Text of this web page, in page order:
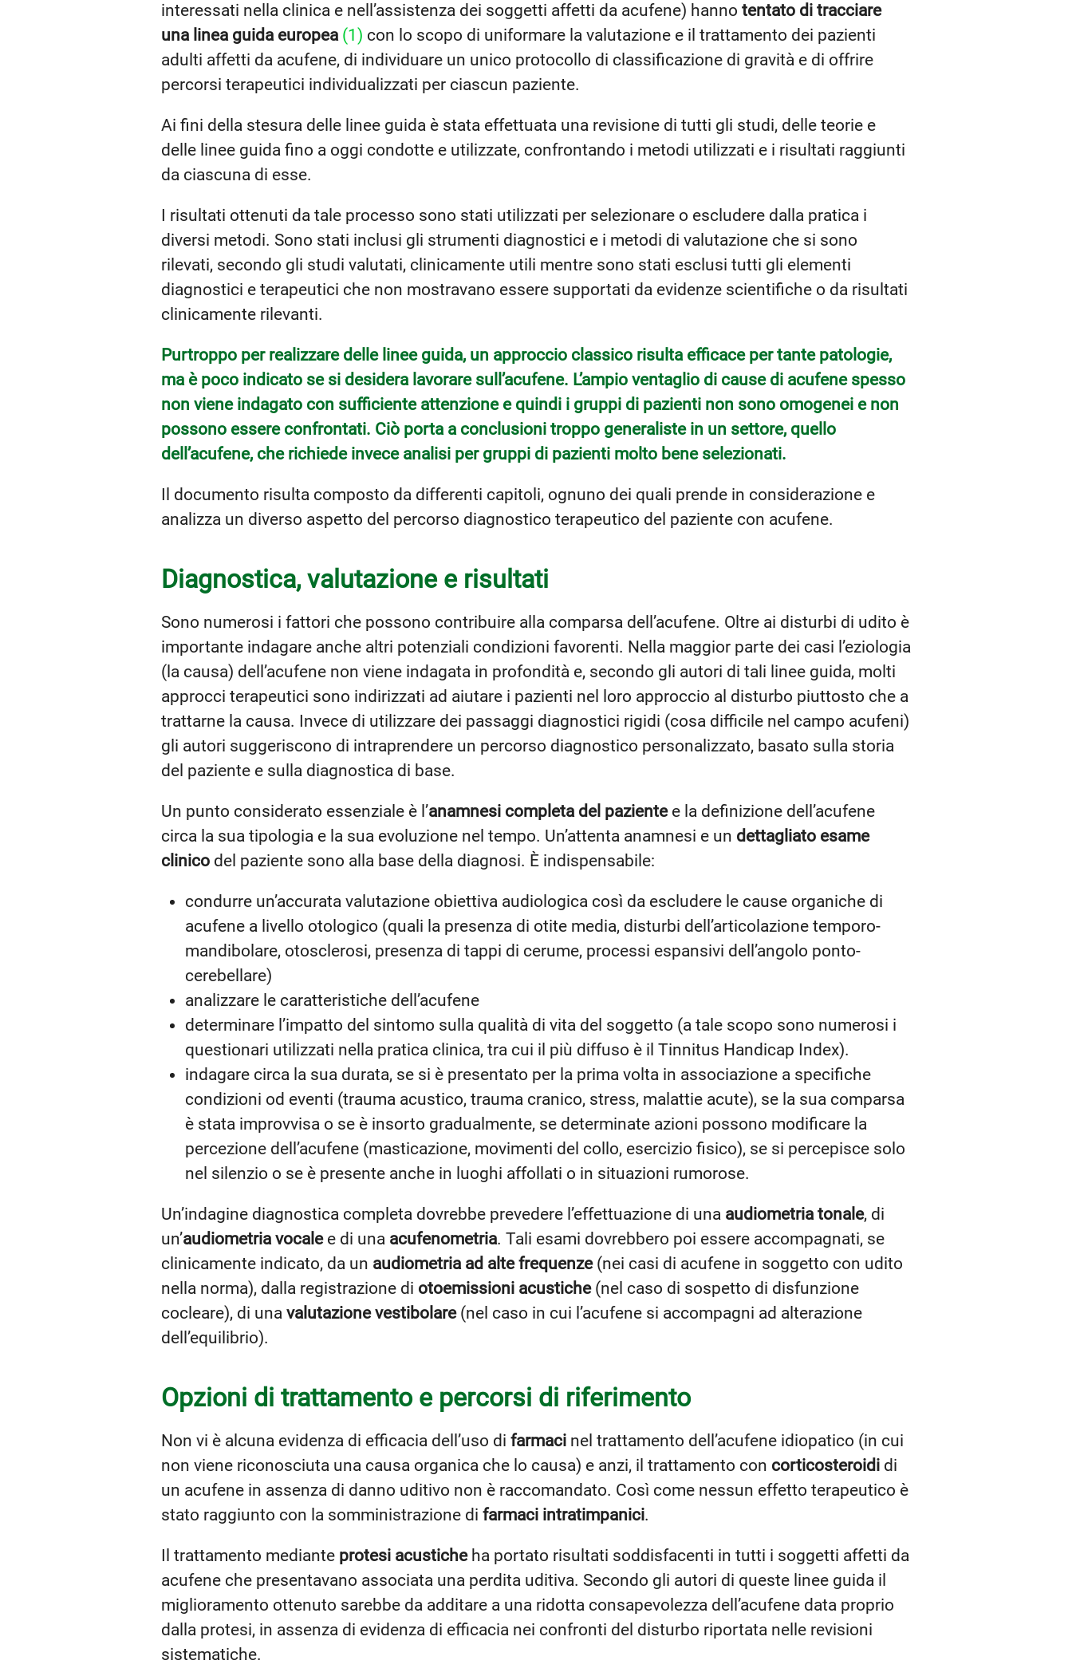
interessati nella clinica e nell’assistenza dei soggetti affetti da acufene) hanno tentato di tracciare
una linea guida europea (1) con lo scopo di uniformare la valutazione e il trattamento dei pazienti
adulti affetti da acufene, di individuare un unico protocollo di classificazione di gravità e di offrire
percorsi terapeutici individualizzati per ciascun paziente.
Ai fini della stesura delle linee guida è stata effettuata una revisione di tutti gli studi, delle teorie e
delle linee guida fino a oggi condotte e utilizzate, confrontando i metodi utilizzati e i risultati raggiunti
da ciascuna di esse.
I risultati ottenuti da tale processo sono stati utilizzati per selezionare o escludere dalla pratica i
diversi metodi. Sono stati inclusi gli strumenti diagnostici e i metodi di valutazione che si sono
rilevati, secondo gli studi valutati, clinicamente utili mentre sono stati esclusi tutti gli elementi
diagnostici e terapeutici che non mostravano essere supportati da evidenze scientifiche o da risultati
clinicamente rilevanti.
Purtroppo per realizzare delle linee guida, un approccio classico risulta efficace per tante patologie,
ma è poco indicato se si desidera lavorare sull’acufene. L’ampio ventaglio di cause di acufene spesso
non viene indagato con sufficiente attenzione e quindi i gruppi di pazienti non sono omogenei e non
possono essere confrontati. Ciò porta a conclusioni troppo generaliste in un settore, quello
dell’acufene, che richiede invece analisi per gruppi di pazienti molto bene selezionati.
Il documento risulta composto da differenti capitoli, ognuno dei quali prende in considerazione e
analizza un diverso aspetto del percorso diagnostico terapeutico del paziente con acufene.
Diagnostica, valutazione e risultati
Sono numerosi i fattori che possono contribuire alla comparsa dell’acufene. Oltre ai disturbi di udito è
importante indagare anche altri potenziali condizioni favorenti. Nella maggior parte dei casi l’eziologia
(la causa) dell’acufene non viene indagata in profondità e, secondo gli autori di tali linee guida, molti
approcci terapeutici sono indirizzati ad aiutare i pazienti nel loro approccio al disturbo piuttosto che a
trattarne la causa. Invece di utilizzare dei passaggi diagnostici rigidi (cosa difficile nel campo acufeni)
gli autori suggeriscono di intraprendere un percorso diagnostico personalizzato, basato sulla storia
del paziente e sulla diagnostica di base.
Un punto considerato essenziale è l’anamnesi completa del pazientee la definizione dell’acufene
circa la sua tipologia e la sua evoluzione nel tempo. Un’attenta anamnesi e un dettagliato esame
clinico del paziente sono alla base della diagnosi. È indispensabile:
condurre un’accurata valutazione obiettiva audiologica così da escludere le cause organiche di
acufene a livello otologico (quali la presenza di otite media, disturbi dell’articolazione temporo-
mandibolare, otosclerosi, presenza di tappi di cerume, processi espansivi dell’angolo ponto-
cerebellare)
analizzare le caratteristiche dell’acufene
determinare l’impatto del sintomo sulla qualità di vita del soggetto (a tale scopo sono numerosi i
questionari utilizzati nella pratica clinica, tra cui il più diffuso è il Tinnitus Handicap Index).
indagare circa la sua durata, se si è presentato per la prima volta in associazione a specifiche
condizioni od eventi (trauma acustico, trauma cranico, stress, malattie acute), se la sua comparsa
è stata improvvisa o se è insorto gradualmente, se determinate azioni possono modificare la
percezione dell’acufene (masticazione, movimenti del collo, esercizio fisico), se si percepisce solo
nel silenzio o se è presente anche in luoghi affollati o in situazioni rumorose.
Un’indagine diagnostica completa dovrebbe prevedere l’effettuazione di una audiometria tonale, di
un’audiometria vocalee di una acufenometria. Tali esami dovrebbero poi essere accompagnati, se
clinicamente indicato, da un audiometria ad alte frequenze(nei casi di acufene in soggetto con udito
nella norma), dalla registrazione di otoemissioni acustiche(nel caso di sospetto di disfunzione
cocleare), di una valutazione vestibolare(nel caso in cui l’acufene si accompagni ad alterazione
dell’equilibrio).
Opzioni di trattamento e percorsi di riferimento
Non vi è alcuna evidenza di efficacia dell’uso di farmaci nel trattamento dell’acufene idiopatico (in cui
non viene riconosciuta una causa organica che lo causa) e anzi, il trattamento con corticosteroidi di
un acufene in assenza di danno uditivo non è raccomandato. Così come nessun effetto terapeutico è
stato raggiunto con la somministrazione di farmaci intratimpanici.
Il trattamento mediante protesi acusticheha portato risultati soddisfacenti in tutti i soggetti affetti da
acufene che presentavano associata una perdita uditiva. Secondo gli autori di queste linee guida il
miglioramento ottenuto sarebbe da additare a una ridotta consapevolezza dell’acufene data proprio
dalla protesi, in assenza di evidenza di efficacia nei confronti del disturbo riportata nelle revisioni
sistematiche.